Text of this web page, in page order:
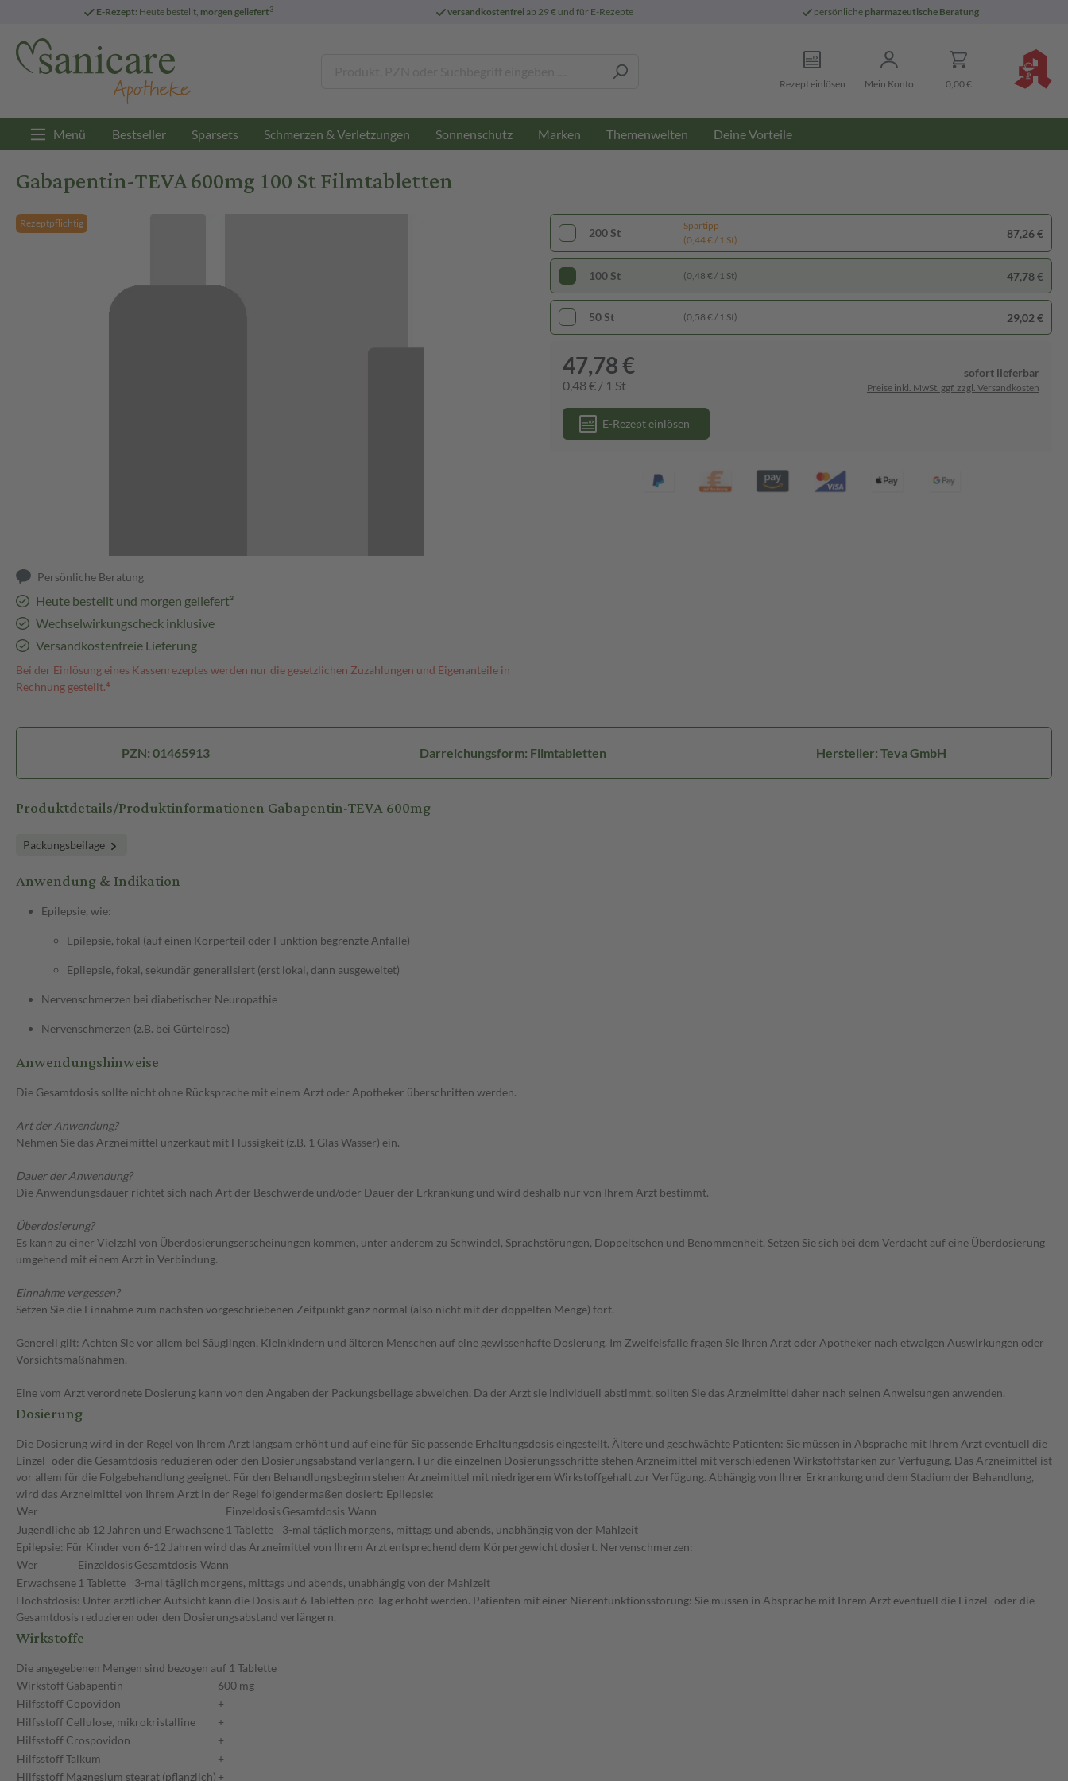
E-Rezept: Heute bestellt, morgen geliefert3 versandkostenfreiab 29 € und für E-Rezepte persönliche pharmazeutische Beratung
Rezept einlösen Mein Konto 0,00 €
Menü Bestseller Sparsets Schmerzen & Verletzungen Sonnenschutz Marken Themenwelten Deine Vorteile
Gabapentin-TEVA 600mg 100 St Filmtabletten
Rezeptpflichtig
Persönliche Beratung
Heute bestellt und morgen geliefert³
Wechselwirkungscheck inklusive
Versandkostenfreie Lieferung
Bei der Einlösung eines Kassenrezeptes werden nur die gesetzlichen Zuzahlungen und Eigenanteile in
Rechnung gestellt.⁴
200 St
Spartipp
(0,44 € / 1 St)
87,26 €
100 St (0,48 € / 1 St) 47,78 €
50 St (0,58 € / 1 St) 29,02 €
47,78 €
0,48 € / 1 St
sofort lieferbar
Preise inkl. MwSt. ggf. zzgl. Versandkosten
E-Rezept einlösen
PZN: 01465913 Darreichungsform: Filmtabletten Hersteller: Teva GmbH
Produktdetails/Produktinformationen Gabapentin-TEVA 600mg
Packungsbeilage
Anwendung & Indikation
Epilepsie, wie:
Epilepsie, fokal (auf einen Körperteil oder Funktion begrenzte Anfälle)
Epilepsie, fokal, sekundär generalisiert (erst lokal, dann ausgeweitet)
Nervenschmerzen bei diabetischer Neuropathie
Nervenschmerzen (z.B. bei Gürtelrose)
Anwendungshinweise
Die Gesamtdosis sollte nicht ohne Rücksprache mit einem Arzt oder Apotheker überschritten werden.
Art der Anwendung?
Nehmen Sie das Arzneimittel unzerkaut mit Flüssigkeit (z.B. 1 Glas Wasser) ein.
Dauer der Anwendung?
Die Anwendungsdauer richtet sich nach Art der Beschwerde und/oder Dauer der Erkrankung und wird deshalb nur von Ihrem Arzt bestimmt.
Überdosierung?
Es kann zu einer Vielzahl von Überdosierungserscheinungen kommen, unter anderem zu Schwindel, Sprachstörungen, Doppeltsehen und Benommenheit. Setzen Sie sich bei dem Verdacht auf eine Überdosierung
umgehend mit einem Arzt in Verbindung.
Einnahme vergessen?
Setzen Sie die Einnahme zum nächsten vorgeschriebenen Zeitpunkt ganz normal (also nicht mit der doppelten Menge) fort.
Generell gilt: Achten Sie vor allem bei Säuglingen, Kleinkindern und älteren Menschen auf eine gewissenhafte Dosierung. Im Zweifelsfalle fragen Sie Ihren Arzt oder Apotheker nach etwaigen Auswirkungen oder
Vorsichtsmaßnahmen.
Eine vom Arzt verordnete Dosierung kann von den Angaben der Packungsbeilage abweichen. Da der Arzt sie individuell abstimmt, sollten Sie das Arzneimittel daher nach seinen Anweisungen anwenden.
Dosierung
Die Dosierung wird in der Regel von Ihrem Arzt langsam erhöht und auf eine für Sie passende Erhaltungsdosis eingestellt. Ältere und geschwächte Patienten: Sie müssen in Absprache mit Ihrem Arzt eventuell die
Einzel- oder die Gesamtdosis reduzieren oder den Dosierungsabstand verlängern. Für die einzelnen Dosierungsschritte stehen Arzneimittel mit verschiedenen Wirkstoffstärken zur Verfügung. Das Arzneimittel ist
vor allem für die Folgebehandlung geeignet. Für den Behandlungsbeginn stehen Arzneimittel mit niedrigerem Wirkstoffgehalt zur Verfügung. Abhängig von Ihrer Erkrankung und dem Stadium der Behandlung,
wird das Arzneimittel von Ihrem Arzt in der Regel folgendermaßen dosiert: Epilepsie:
Wer
Einzeldosis Gesamtdosis Wann
Jugendliche ab 12 Jahren und Erwachsene 1 Tablette 3-mal täglich morgens, mittags und abends, unabhängig von der Mahlzeit
Epilepsie: Für Kinder von 6-12 Jahren wird das Arzneimittel von Ihrem Arzt entsprechend dem Körpergewicht dosiert. Nervenschmerzen:
Wer
Einzeldosis Gesamtdosis Wann
Erwachsene 1 Tablette 3-mal täglich morgens, mittags und abends, unabhängig von der Mahlzeit
Höchstdosis: Unter ärztlicher Aufsicht kann die Dosis auf 6 Tabletten pro Tag erhöht werden. Patienten mit einer Nierenfunktionsstörung: Sie müssen in Absprache mit Ihrem Arzt eventuell die Einzel- oder die
Gesamtdosis reduzieren oder den Dosierungsabstand verlängern.
Wirkstoffe
Die angegebenen Mengen sind bezogen auf 1 Tablette
WirkstoffGabapentin
600 mg
Hilfsstoff Copovidon
+
Hilfsstoff Cellulose, mikrokristalline
+
Hilfsstoff Crospovidon
+
HilfsstoffTalkum
+
Hilfsstoff Magnesium stearat (pflanzlich) +